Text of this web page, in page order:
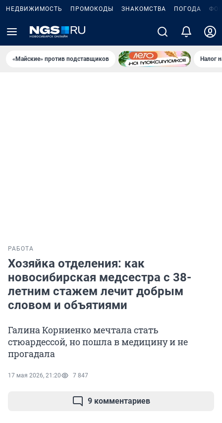
НЕДВИЖИМОСТЬ ПРОМОКОДЫ ЗНАКОМСТВА ПОГОДА
«Майские» против подставщиков Налог
РАБОТА
Хозяйка отделения: как
новосибирская медсестра с 38-
летним стажем лечит добрым
словом и объятиями
Галина Корниенко мечтала стать
стюардессой, но пошла в медицину и не
прогадала
17 мая 2026, 21:20 7 847
9 комментариев